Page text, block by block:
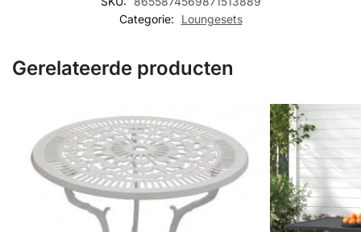
Categorie:
Loungesets
Gerelateerde producten